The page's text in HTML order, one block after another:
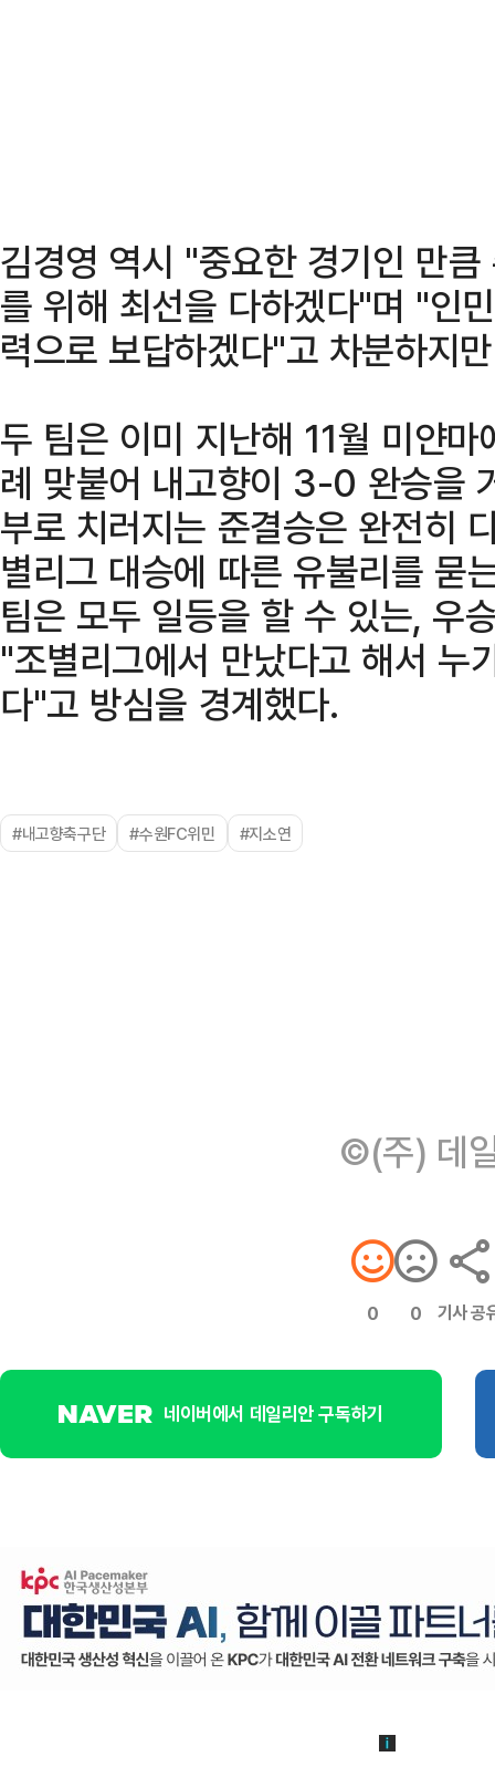
김경영 역시 "중요한 경기인 만
를 위해 최선을 다하겠다"며 "인
력으로 보답하겠다"고 차분하지
두 팀은 이미 지난해 11월 미얀
례 맞붙어 내고향이 3-0 완승을
부로 치러지는 준결승은 완전히
별리그 대승에 따른 유불리를 묻
팀은 모두 일등을 할 수 있는, 우
"조별리그에서 만났다고 해서 누
다"고 방심을 경계했다.
#내고향축구단 #수원FC위민 #지소연
©(주) 데
0 0 기사 공
네이버에서 데일리안 구독하기